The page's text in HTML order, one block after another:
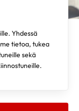
Yhdessä
tietoa, tukea
sekä